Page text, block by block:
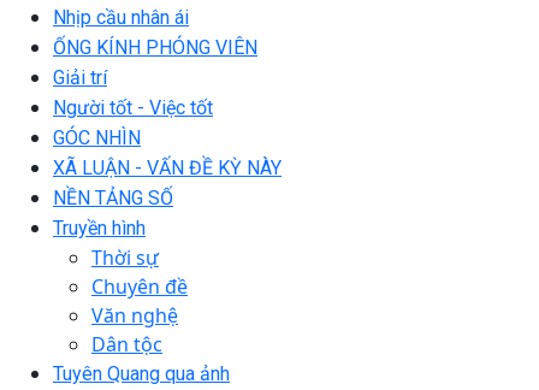
Nhịp cầu nhân ái
ỐNG KÍNH PHÓNG VIÊN
Giải trí
Người tốt - Việc tốt
GÓC NHÌN
XÃ LUẬN - VẤN ĐỀ KỲ NÀY
NỀN TẢNG SỐ
Truyền hình
Thời sự
Chuyên đề
Văn nghệ
Dân tộc
Tuyên Quang qua ảnh